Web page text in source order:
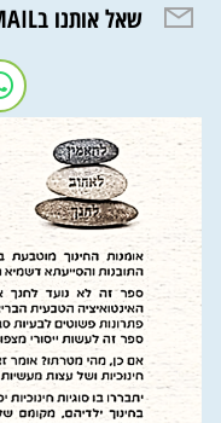
שאל אותנו בE-MAIL